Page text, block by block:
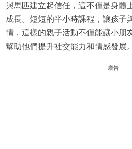
與馬匹建立起信任，這不僅是身體
成長。短短的半小時課程，讓孩子
情，這樣的親子活動不僅能讓小朋
幫助他們提升社交能力和情感發展。
廣告